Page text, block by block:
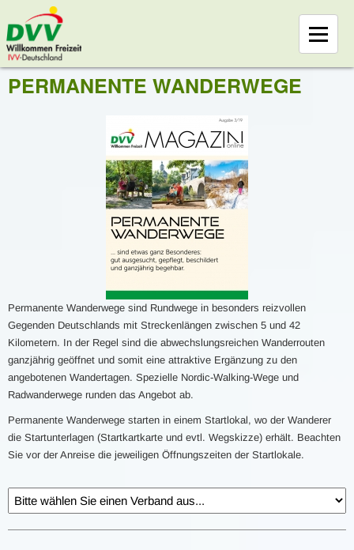
PERMANENTE WANDERWEGE
Permanente Wanderwege sind Rundwege in besonders reizvollen
Gegenden Deutschlands mit Streckenlängen zwischen 5 und 42
Kilometern. In der Regel sind die abwechslungsreichen Wanderrouten
ganzjährig geöffnet und somit eine attraktive Ergänzung zu den
angebotenen Wandertagen. Spezielle Nordic-Walking-Wege und
Radwanderwege runden das Angebot ab.
Permanente Wanderwege starten in einem Startlokal, wo der Wanderer
die Startunterlagen (Startkartkarte und evtl. Wegskizze) erhält. Beachten
Sie vor der Anreise die jeweiligen Öffnungszeiten der Startlokale.